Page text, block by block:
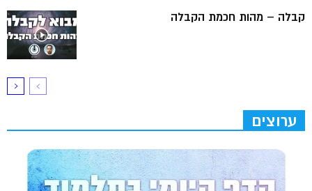
קבלה – מהות חכמת הקבלה
ערוצים